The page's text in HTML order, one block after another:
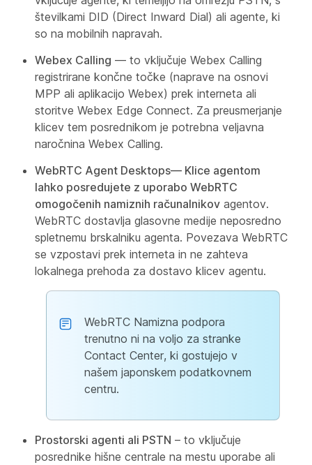
številkami DID (Direct Inward Dial) ali agente, ki
so na mobilnih napravah.
Webex Calling — to vključuje Webex Calling
registrirane končne točke (naprave na osnovi
MPP ali aplikacijo Webex) prek interneta ali
storitve Webex Edge Connect. Za preusmerjanje
klicev tem posrednikom je potrebna veljavna
naročnina Webex Calling.
WebRTC Agent Desktops— Klice agentom
lahko posredujete z uporabo WebRTC
omogočenih namiznih računalnikov agentov.
WebRTC dostavlja glasovne medije neposredno
spletnemu brskalniku agenta. Povezava WebRTC
se vzpostavi prek interneta in ne zahteva
lokalnega prehoda za dostavo klicev agentu.
WebRTC Namizna podpora
trenutno ni na voljo za stranke
Contact Center, ki gostujejo v
našem japonskem podatkovnem
centru.
Prostorski agenti ali PSTN – to vključuje
posrednike hišne centrale na mestu uporabe ali